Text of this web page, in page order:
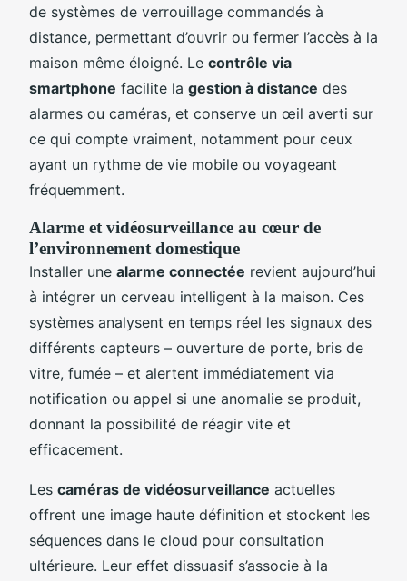
de systèmes de verrouillage commandés à
distance, permettant d’ouvrir ou fermer l’accès à la
maison même éloigné. Le contrôle via
smartphone facilite la gestion à distance des
alarmes ou caméras, et conserve un œil averti sur
ce qui compte vraiment, notamment pour ceux
ayant un rythme de vie mobile ou voyageant
fréquemment.
Alarme et vidéosurveillance au cœur de
l’environnement domestique
Installer une alarme connectée revient aujourd’hui
à intégrer un cerveau intelligent à la maison. Ces
systèmes analysent en temps réel les signaux des
différents capteurs – ouverture de porte, bris de
vitre, fumée – et alertent immédiatement via
notification ou appel si une anomalie se produit,
donnant la possibilité de réagir vite et
efficacement.
Les caméras de vidéosurveillance actuelles
offrent une image haute définition et stockent les
séquences dans le cloud pour consultation
ultérieure. Leur effet dissuasif s’associe à la